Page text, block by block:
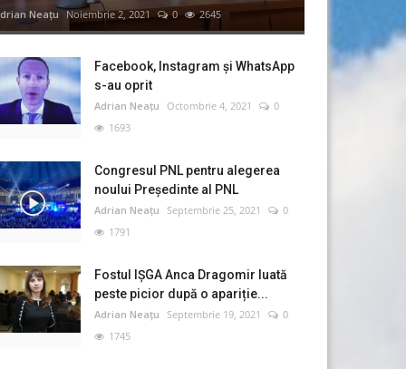
Neațu Noiembrie 2, 2021 0 2645
Facebook, Instagram și WhatsApp
s-au oprit
Adrian Neațu Octombrie 4, 2021
0
1693
Congresul PNL pentru alegerea
noului Preşedinte al PNL
Adrian Neațu Septembrie 25, 2021
0
1791
Fostul IȘGA Anca Dragomir luată
peste picior după o apariție...
Adrian Neațu Septembrie 19, 2021
0
1745